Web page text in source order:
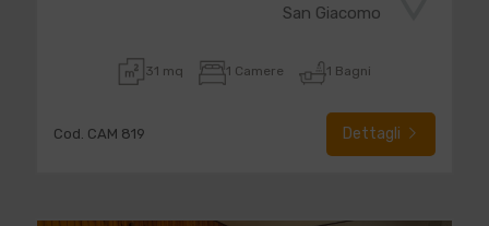
San Giacomo
31 mq 1 Camere 1 Bagni
Cod. CAM 819 Dettagli